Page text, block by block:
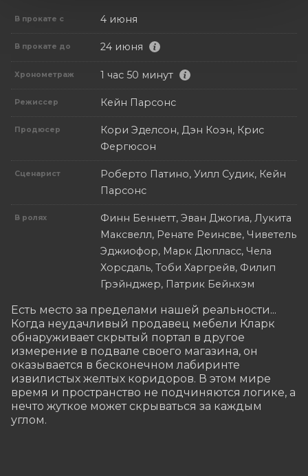
В прокате с 4 июня
В прокате до 24 июня
Хронометраж 1 час 50 минут
Режиссер Кейн Парсонс
Продюсер
Кори Эделсон, Дэн Коэн, Крис
Фергюсон
Сценарист
Роберто Патино, Уилл Судик, Кейн
Парсонс
В ролях
Финн Беннетт, Эван Джогиа, Лукита
Максвелл, Ренате Реинсве, Чиветель
Эджиофор, Марк Дюпласс, Чела
Хорсдаль, Тоби Харгрейв, Филип
Грэйнджер, Патрик Бейнхэм
Есть место за пределами нашей реальности...
Когда неудачливый продавец мебели Кларк
обнаруживает скрытый портал в другое
измерение в подвале своего магазина, он
оказывается в бесконечном лабиринте
извилистых желтых коридоров. В этом мире
время и пространство не подчиняются логике, а
нечто жуткое может скрываться за каждым
углом.